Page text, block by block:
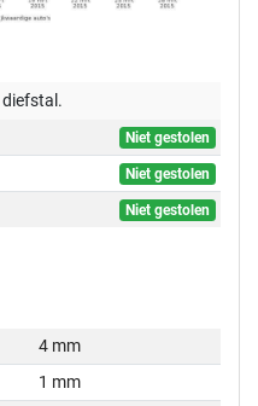
diefstal.
Niet gestolen
Niet gestolen
Niet gestolen
4 mm
1 mm